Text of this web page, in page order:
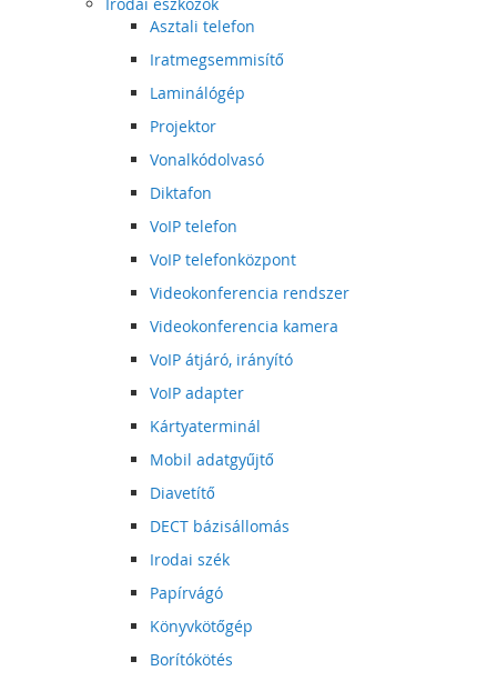
Asztali telefon
Iratmegsemmisítő
Laminálógép
Projektor
Vonalkódolvasó
Diktafon
VoIP telefon
VoIP telefonközpont
Videokonferencia rendszer
Videokonferencia kamera
VoIP átjáró, irányító
VoIP adapter
Kártyaterminál
Mobil adatgyűjtő
Diavetítő
DECT bázisállomás
Irodai szék
Papírvágó
Könyvkötőgép
Borítókötés